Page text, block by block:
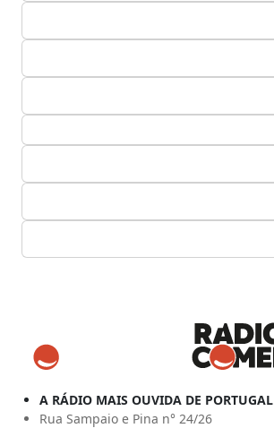
A RÁDIO MAIS OUVIDA DE PORTUGAL
Rua Sampaio e Pina n° 24/26